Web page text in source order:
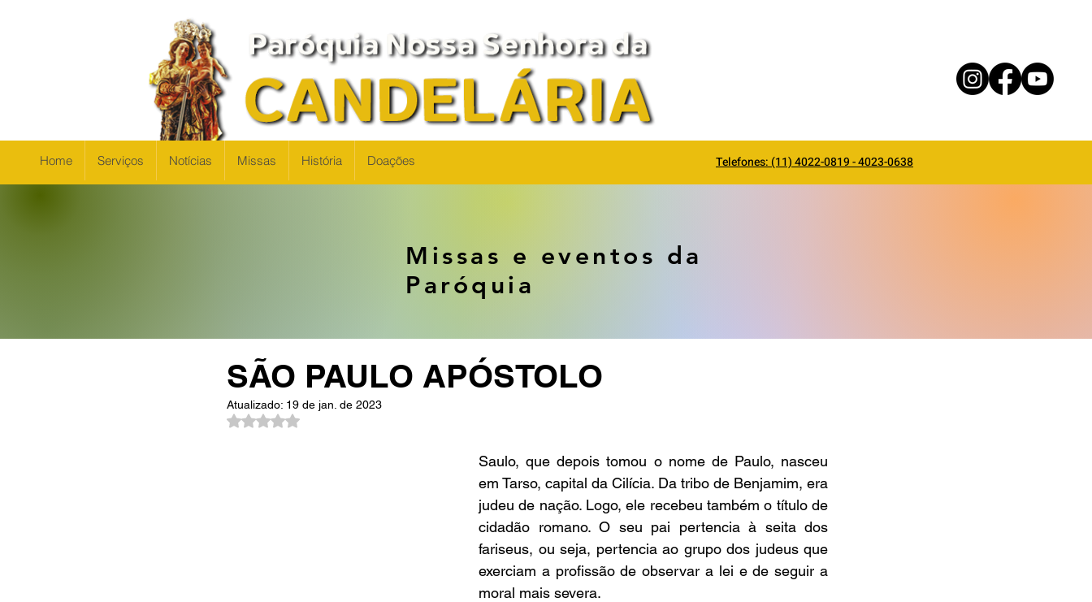
Home Serviços Notícias Missas História Doações Telefones: (11) 4022-0819 - 4023-0638
Missas e eventos da
Paróquia
SÃO PAULO APÓSTOLO
Atualizado: 19 de jan. de 2023
Avaliado com NaN de 5 estrelas.
Saulo, que depois tomou o nome de Paulo, nasceu
em Tarso, capital da Cilícia. Da tribo de Benjamim, era
judeu de nação. Logo, ele recebeu também o título de
cidadão romano. O seu pai pertencia à seita dos
fariseus, ou seja, pertencia ao grupo dos judeus que
exerciam a profissão de observar a lei e de seguir a
moral mais severa.